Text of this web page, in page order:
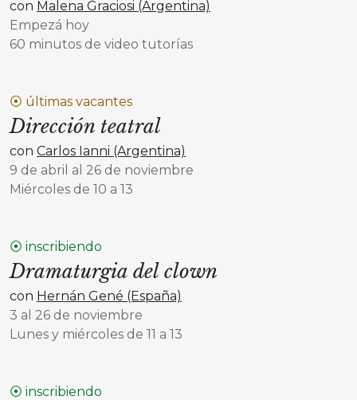
con Malena Graciosi (Argentina)
Empezá hoy
60 minutos de video tutorías
⦿ últimas vacantes
Dirección teatral
con Carlos Ianni (Argentina)
9 de abril al 26 de noviembre
Miércoles de 10 a 13
⦿ inscribiendo
Dramaturgia del clown
con Hernán Gené (España)
3 al 26 de noviembre
Lunes y miércoles de 11 a 13
⦿ inscribiendo